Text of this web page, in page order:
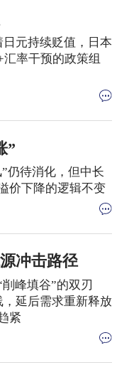
元持续贬值，日本
率干预的政策组
”
仍待消化，但中长
价下降的逻辑不变
冲击路径
峰填谷”的双刃
延后需求重新释放
紧